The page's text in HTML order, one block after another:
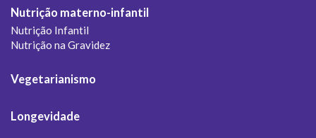
Nutrição materno-infantil
Nutrição Infantil
Nutrição na Gravidez
Vegetarianismo
Longevidade